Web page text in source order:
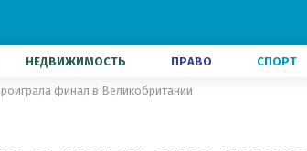
НЕДВИЖИМОСТЬ ПРАВО СПОРТ
финал в Великобритании